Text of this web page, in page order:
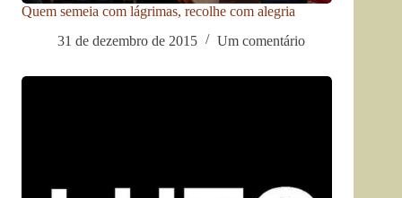
Quem semeia com lágrimas, recolhe com alegria
31 de dezembro de 2015
Um comentário